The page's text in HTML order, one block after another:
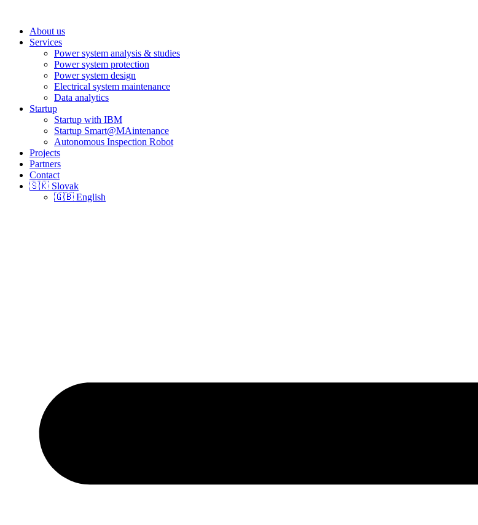
About us
Services
Power system analysis & studies
Power system protection
Power system design
Electrical system maintenance
Data analytics
Startup
Startup with IBM
Startup Smart@MAintenance
Autonomous Inspection Robot
Projects
Partners
Contact
🇸🇰 Slovak
🇬🇧 English